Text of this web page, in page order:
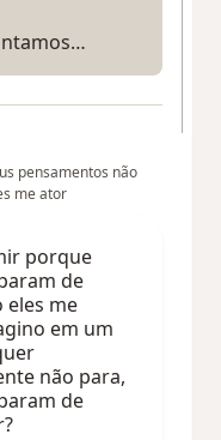
pensamentos não
me ator
porque
de
eles me
em um
não para,
de